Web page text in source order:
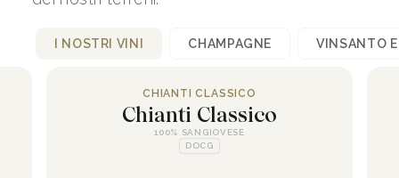
I NOSTRI VINI CHAMPAGNE VINSANTO E
CHIANTI CLASSICO
Chianti Classico
100% SANGIOVESE
DOCG
CHAMPAGNE
P. Vallée Extra Brut
VINSANTO E GRAPPA
Vinsanto del Chianti
OLIO
Olio Extravergine di